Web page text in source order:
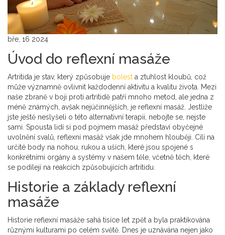
bře, 16 2024
Úvod do reflexní masáže
Artritida je stav, který způsobuje bolest a ztuhlost kloubů, což
může významně ovlivnit každodenní aktivitu a kvalitu života. Mezi
naše zbraně v boji proti artritidě patří mnoho metod, ale jedna z
méně známých, avšak nejúčinnějších, je reflexní masáž. Jestliže
jste ještě neslyšeli o této alternativní terapii, nebojte se, nejste
sami. Spousta lidí si pod pojmem masáž představí obyčejné
uvolnění svalů, reflexní masáž však jde mnohem hlouběji. Cílí na
určité body na nohou, rukou a uších, které jsou spojené s
konkrétními orgány a systémy v našem těle, včetně těch, které
se podílejí na reakcích způsobujících artritidu.
Historie a základy reflexní
masáže
Historie reflexní masáže sahá tisíce let zpět a byla praktikována
různými kulturami po celém světě. Dnes je uznávána nejen jako